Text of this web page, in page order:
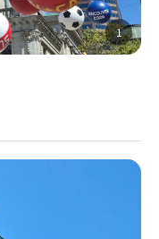
1